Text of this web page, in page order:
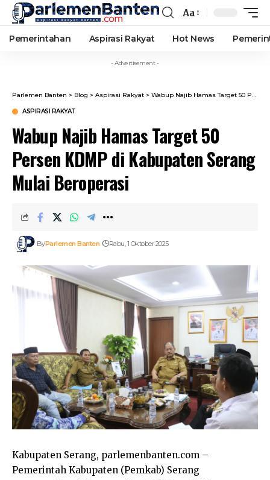
Font
Resizer
Aa
Pemerintahan Aspirasi Rakyat Hot News
- Advertisement -
Parlemen Banten > Blog > Aspirasi Rakyat > Wabup Najib Hamas Target 50 Persen KDMP di Kabupaten Serang Mulai Beroperasi
ASPIRASI RAKYAT
Wabup Najib Hamas Target 50
Persen KDMP di Kabupaten Serang
Mulai Beroperasi
ByParlemen Banten Rabu, 1 Oktober 2025
Kabupaten Serang, parlemenbanten.com –
Pemerintah Kabupaten (Pemkab) Serang